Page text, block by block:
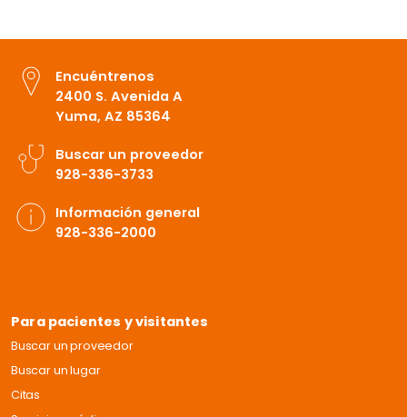
Encuéntrenos
2400 S. Avenida A
Yuma, AZ 85364
Buscar un proveedor
928-336-3733
Información general
928-336-2000
Para pacientes y visitantes
Buscar un proveedor
Buscar un lugar
Citas